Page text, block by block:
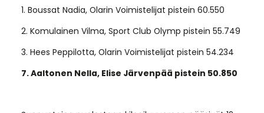
1. Boussat Nadia, Olarin Voimistelijat pistein 60.550
2. Komulainen Vilma, Sport Club Olymp pistein 55.749
3. Hees Peppilotta, Olarin Voimistelijat pistein 54.234
7. Aaltonen Nella, Elise Järvenpää pistein 50.850